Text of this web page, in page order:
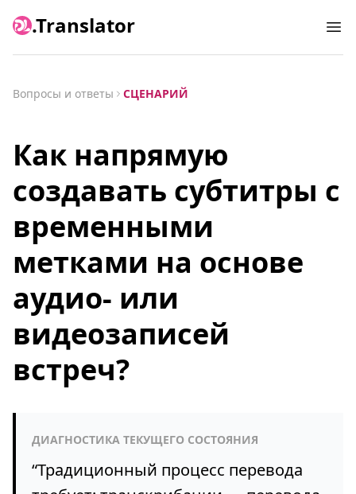
.Translator
Вопросы и ответы СЦЕНАРИЙ
Как напрямую
создавать субтитры с
временными
метками на основе
аудио- или
видеозаписей
встреч?
ДИАГНОСТИКА ТЕКУЩЕГО СОСТОЯНИЯ
“Традиционный процесс перевода